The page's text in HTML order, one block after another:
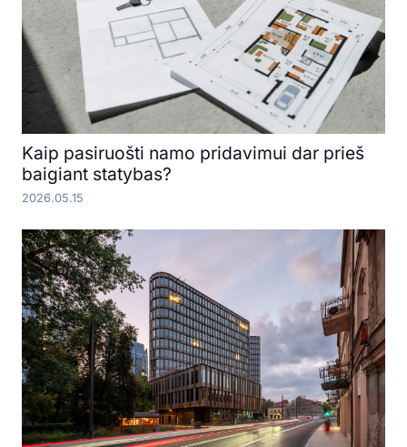
Kaip pasiruošti namo pridavimui dar prieš
baigiant statybas?
2026.05.15